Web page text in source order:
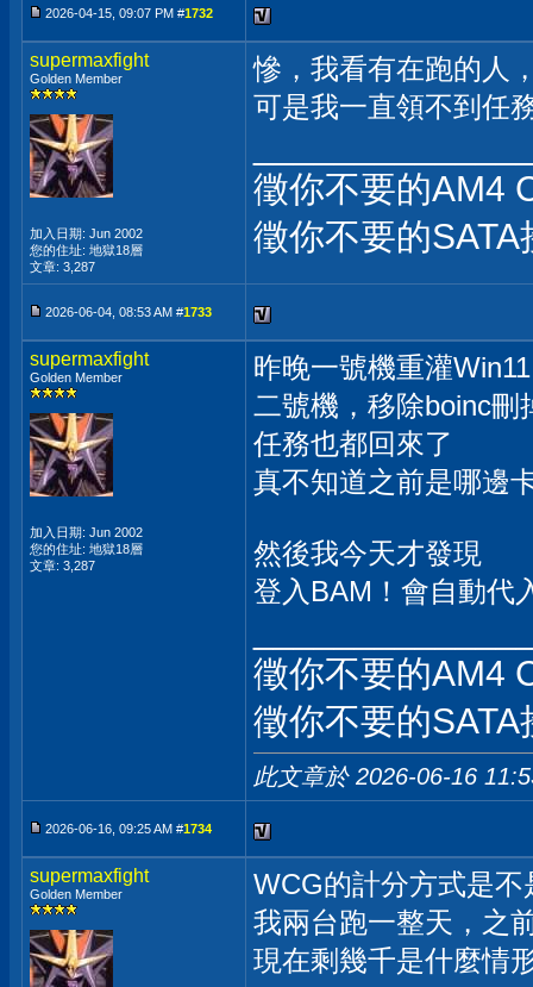
2026-04-15, 09:07 PM #1732
supermaxfight
Golden Member
加入日期: Jun 2002
您的住址: 地獄18層
文章: 3,287
慘，我看有在跑的人
可是我一直領不到任
徵你不要的AM4
徵你不要的
2026-06-04, 08:53 AM #1733
supermaxfight
Golden Member
加入日期: Jun 2002
您的住址: 地獄18層
文章: 3,287
昨晚一號機重灌
二號機，移除boinc刪
任務也都回來了
真不知道之前是哪邊
然後我今天才發現
登入BAM！會自動代
徵你不要的AM4
徵你不要的
此文章於 2026-06-16
2026-06-16, 09:25 AM #1734
supermaxfight
Golden Member
WCG的計分方式是不
我兩台跑一整天，之
現在剩幾千是什麼情